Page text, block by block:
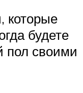
которые
будете
пол своими